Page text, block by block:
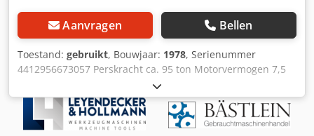
Aanvragen Bellen
Toestand: gebruikt, Bouwjaar: 1978, Serienummer
4412956673057 Perskracht ca. 95 ton Motorvermogen 7,5
kW Machinegewicht ca. 5 t Benodigde ruimte ca. 2,2 × 1,0 ×
2,3 m Technische gegevens (volgens typeplaatje):
Hoekstaal (L-profiel): - 150 × 15 mm bij 90° - 100 × 14 mm
bij 45° Platstaal: - tot ca. 150 × 16 mm - grotere